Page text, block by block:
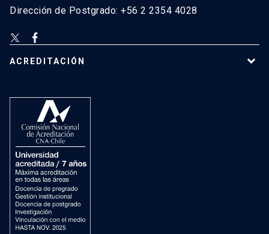
Dirección de Postgrado: +56 2 2354 4028
ACREDITACIÓN